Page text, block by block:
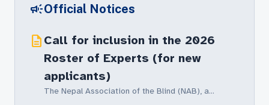
campaignOfficial Notices
description Call for inclusion in the 2026
Roster of Experts (for new
applicants)
The Nepal Association of the Blind (NAB), a...